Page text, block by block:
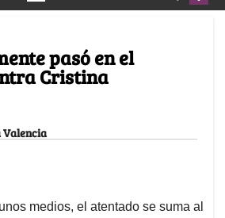
pasó en el
Cristina
Valencia
medios, el atentado se suma al